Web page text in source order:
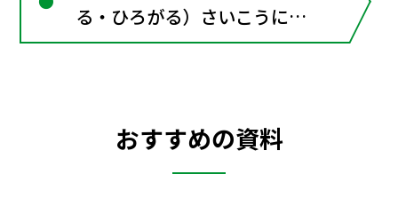
る・ひろがる）さいこうにう
れしい「おはよう！」
おすすめの資料